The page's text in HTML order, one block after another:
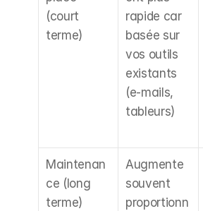
(court
terme)
rapide car
basée sur
vos outils
existants
(e-mails,
tableurs)
Maintenan
ce (long
terme)
Augmente
souvent
proportionn